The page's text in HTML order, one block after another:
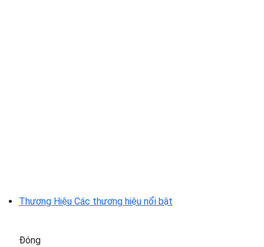
Thương Hiệu Các thương hiệu nổi bật
Đóng